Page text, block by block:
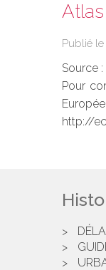
Publié le
Source :
Pour
http://